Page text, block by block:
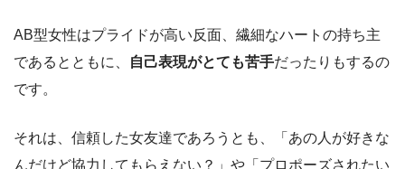
AB型女性はプライドが高い反面、繊細なハートの持ち主
であるとともに、
自己表現がとても苦手だったりもするの
です。
それは、信頼した女友達であろうとも、「あの人が好きな
んだけど協力してもらえない？」や「プロポーズされたい